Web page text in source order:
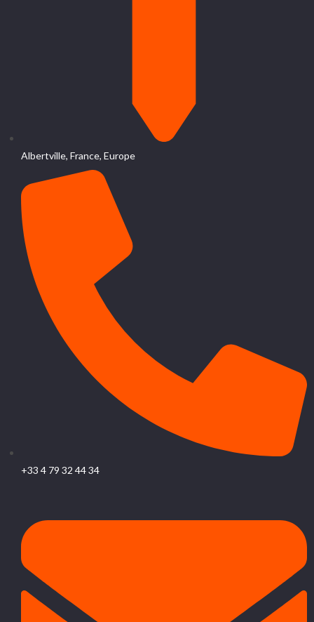
Albertville, France, Europe
+33 4 79 32 44 34